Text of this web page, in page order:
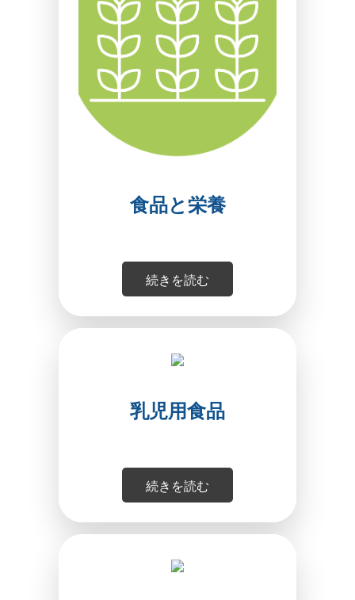
食品と栄養
続きを読む
乳児用食品
続きを読む